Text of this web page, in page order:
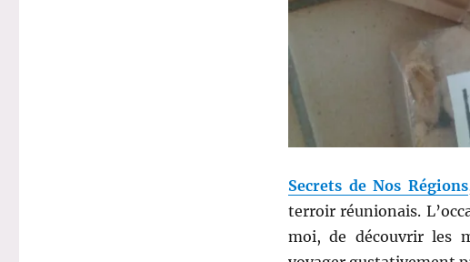
Secrets de Nos Régions
terroir réunionais.
moi, de découvrir les